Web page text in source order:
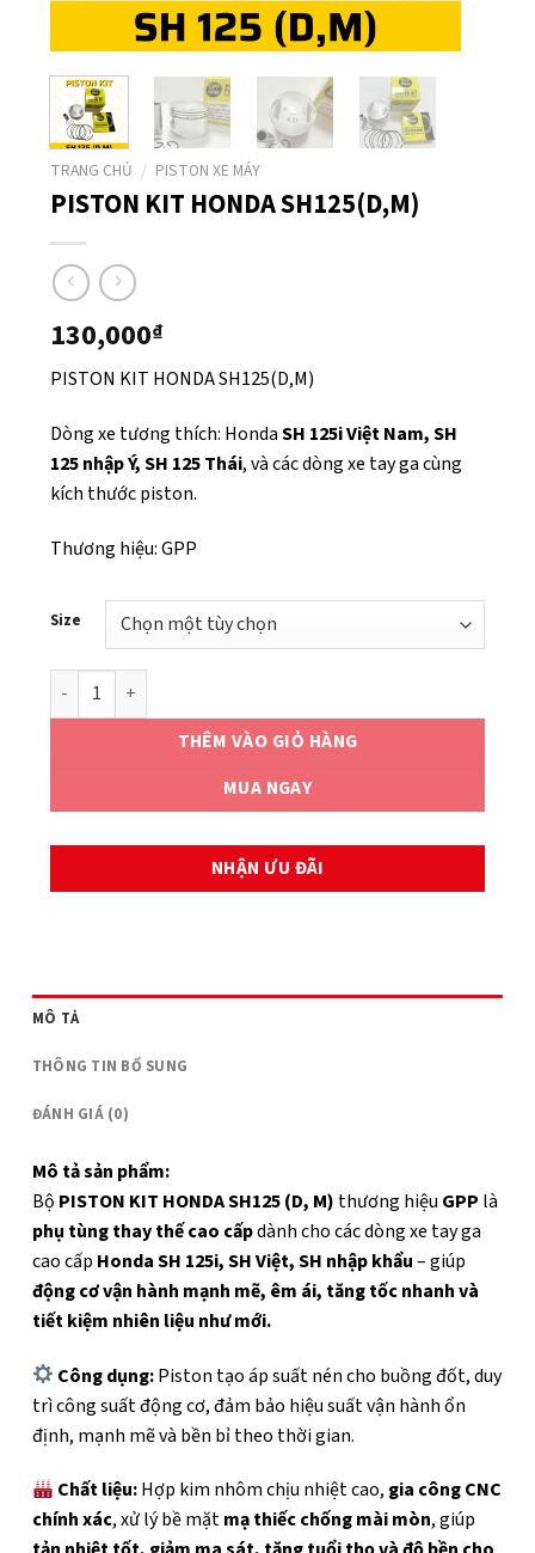
TRANG CHỦ / PISTON XE MÁY
PISTON KIT HONDA SH125(D,M)
130,000₫
PISTON KIT HONDA SH125(D,M)
Dòng xe tương thích: HondaSH 125i Việt Nam, SH
125 nhập Ý, SH 125 Thái, và các dòng xe tay ga cùng
kích thước piston.
Thương hiệu: GPP
Size
PISTON KIT HONDA SH125(D,M) số lượng
THÊM VÀO GIỎ HÀNG
MUA NGAY
NHẬN ƯU ĐÃI
MÔ TẢ
THÔNG TIN BỔ SUNG
ĐÁNH GIÁ (0)
Mô tả sản phẩm:
Bộ PISTON KIT HONDA SH125 (D, M) thương hiệu GPP là
phụ tùng thay thế cao cấpdành cho các dòng xe tay ga
cao cấp Honda SH 125i, SH Việt, SH nhập khẩu– giúp
động cơ vận hành mạnh mẽ, êm ái, tăng tốc nhanh và
tiết kiệm nhiên liệu như mới.
Công dụng:Piston tạo áp suất nén cho buồng đốt, duy
trì công suất động cơ, đảm bảo hiệu suất vận hành ổn
định, mạnh mẽ và bền bỉ theo thời gian.
Chất liệu:Hợp kim nhôm chịu nhiệt cao, gia công CNC
chính xác, xử lý bề mặtmạ thiếc chống mài mòn, giúp